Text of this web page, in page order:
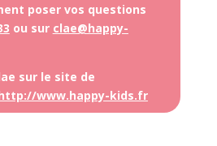
poser vos questions
ou sur clae@happy-
sur le site de
www.happy-kids.fr